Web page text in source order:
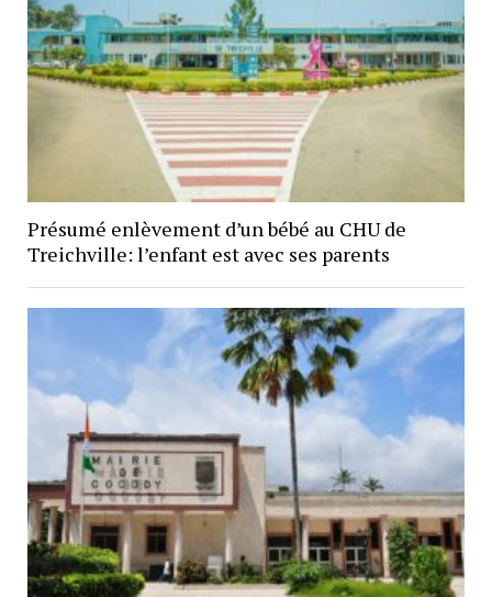
Présumé enlèvement d’un bébé au CHU de
Treichville: l’enfant est avec ses parents